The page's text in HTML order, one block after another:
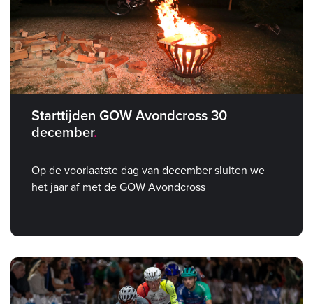
Starttijden GOW Avondcross 30
december
Op de voorlaatste dag van december sluiten we
het jaar af met de GOW Avondcross